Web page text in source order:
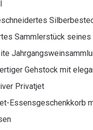
Sammlerstück
Gehstock mit
Privatjet
Essensgeschenkkorb